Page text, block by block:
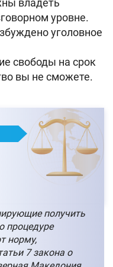
уровне.
уголовное
свободы на срок
вы не сможете.
получить
процедуре
норму,
7 закона о